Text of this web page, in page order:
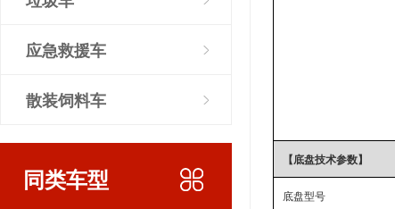
应急救援车
散装饲料车
同类车型
【底盘技术参数】
底盘型号